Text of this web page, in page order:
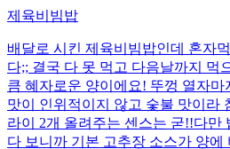
제육비빔밥
배달로 시킨 제육비빔밥인데 혼자
다;; 결국 다 못 먹고 다음날까지 먹
큼 혜자로운 양이에요! 뚜껑 열자마
맛이 인위적이지 않고 숯불 맛이라
라이 2개 올려주는 센스는 굳!! ​다만
다 보니까 기본 고추장 소스가 양에